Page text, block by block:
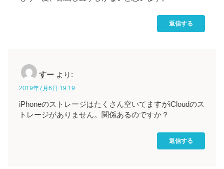
返信する
すー より:
2019年7月6日 19:19
iPhoneのストレージはたくさん空いてますがiCloudのス
トレージがありません。関係あるのですか？
返信する